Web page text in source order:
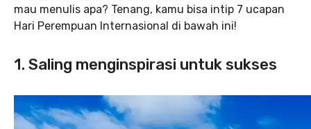
mau menulis apa? Tenang, kamu bisa intip 7 ucapan
Hari Perempuan Internasional di bawah ini!
1. Saling menginspirasi untuk sukses